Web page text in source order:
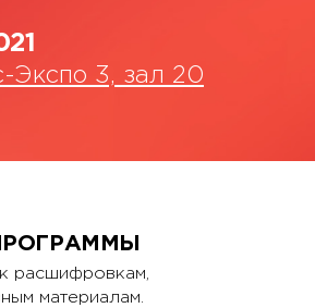
Экспо 3, зал 20
расшифровкам,
материалам.